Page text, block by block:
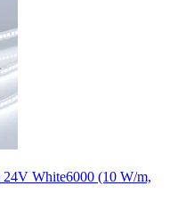
White6000 (10 W/m,